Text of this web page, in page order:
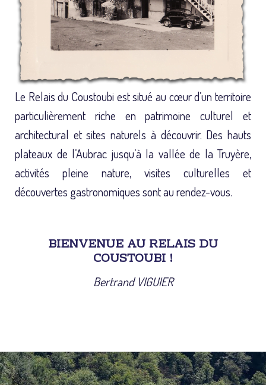
Le Relais du Coustoubi est situé au cœur d’un territoire
particulièrement riche en patrimoine culturel et
architectural et sites naturels à découvrir. Des hauts
plateaux de l’Aubrac jusqu’à la vallée de la Truyère,
activités pleine nature, visites culturelles et
découvertes gastronomiques sont au rendez-vous.
BIENVENUE AU RELAIS DU
COUSTOUBI !
Bertrand VIGUIER